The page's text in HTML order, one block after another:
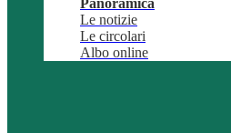
Panoramica
Le notizie
Le circolari
Albo online